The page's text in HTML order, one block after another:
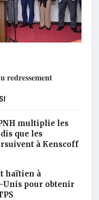
redressement
multiplie les
que les
à Kenscoff
haïtien à
Unis pour obtenir